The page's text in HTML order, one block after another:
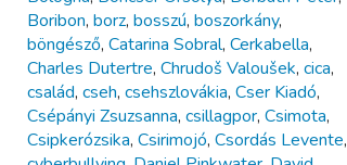
Boribon, borz, bosszú, boszorkány,
böngésző, Catarina Sobral, Cerkabella,
Charles Dutertre, Chrudoš Valoušek, cica,
család, cseh, csehszlovákia, Cser Kiadó,
Csépányi Zsuzsanna, csillagpor, Csimota,
Csipkerózsika, Csirimojó, Csordás Levente,